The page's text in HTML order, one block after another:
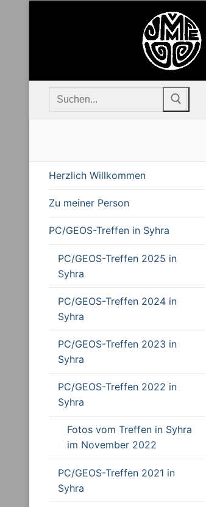
Suchen
Herzlich Willkommen
Zu meiner Person
PC/GEOS-Treffen in Syhra
PC/GEOS-Treffen 2025 in
Syhra
PC/GEOS-Treffen 2024 in
Syhra
PC/GEOS-Treffen 2023 in
Syhra
PC/GEOS-Treffen 2022 in
Syhra
Fotos vom Treffen in Syhra
im November 2022
PC/GEOS-Treffen 2021 in
Syhra